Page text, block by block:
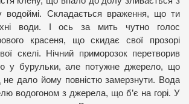
водоймі. Складається враження, що ти
води. І ось за мить чутно голос
красеня, що скидає свої прозорі
скелі. Нічний приморозок перетворив
у бурульки, але потужне джерело, що
не дало йому повністю замерзнути. Вода
водогоном з джерела, що б’є на горі. У